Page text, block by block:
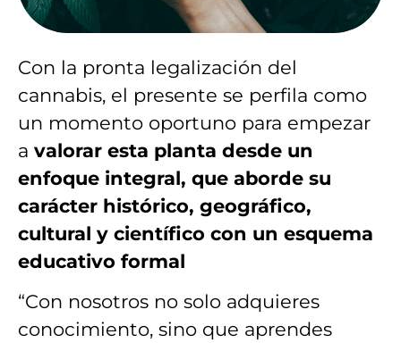
Con la pronta legalización del
cannabis, el presente se perfila como
un momento oportuno para empezar
a valorar esta planta desde un
enfoque integral, que aborde su
carácter histórico, geográfico,
cultural y científico con un esquema
educativo formal
“Con nosotros no solo adquieres
conocimiento, sino que aprendes